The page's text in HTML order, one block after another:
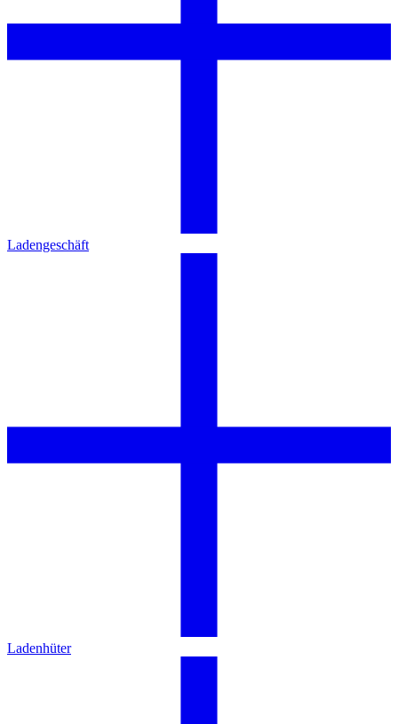
Ladengeschäft
Ladenhüter